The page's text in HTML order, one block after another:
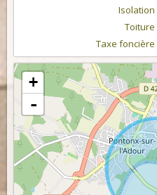
Isolation
Toiture
Taxe foncière
+
-